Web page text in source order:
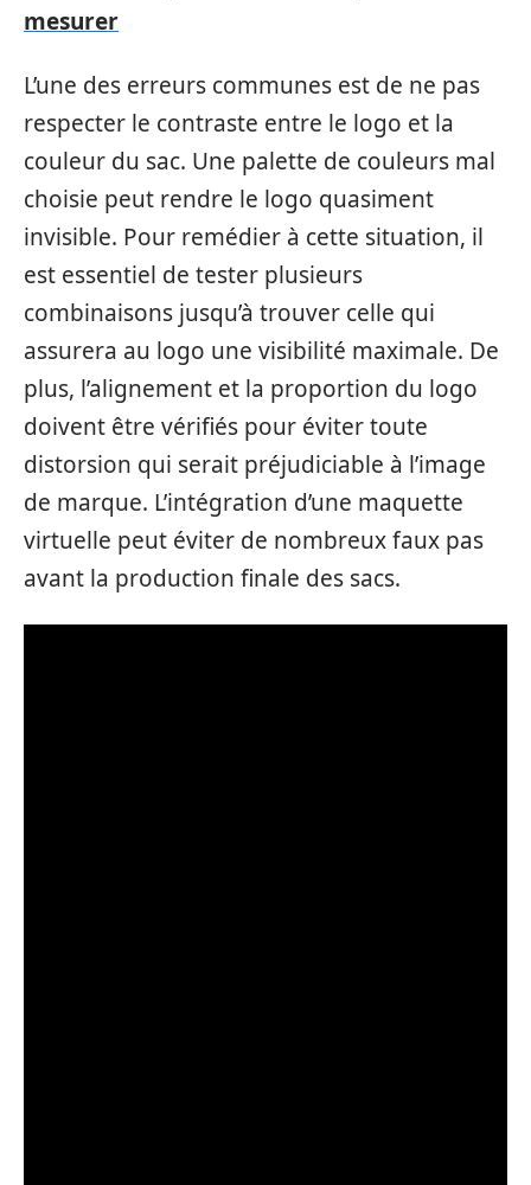
mesurer
L’une des erreurs communes est de ne pas
respecter le contraste entre le logo et la
couleur du sac. Une palette de couleurs mal
choisie peut rendre le logo quasiment
invisible. Pour remédier à cette situation, il
est essentiel de tester plusieurs
combinaisons jusqu’à trouver celle qui
assurera au logo une visibilité maximale. De
plus, l’alignement et la proportion du logo
doivent être vérifiés pour éviter toute
distorsion qui serait préjudiciable à l’image
de marque. L’intégration d’une maquette
virtuelle peut éviter de nombreux faux pas
avant la production finale des sacs.